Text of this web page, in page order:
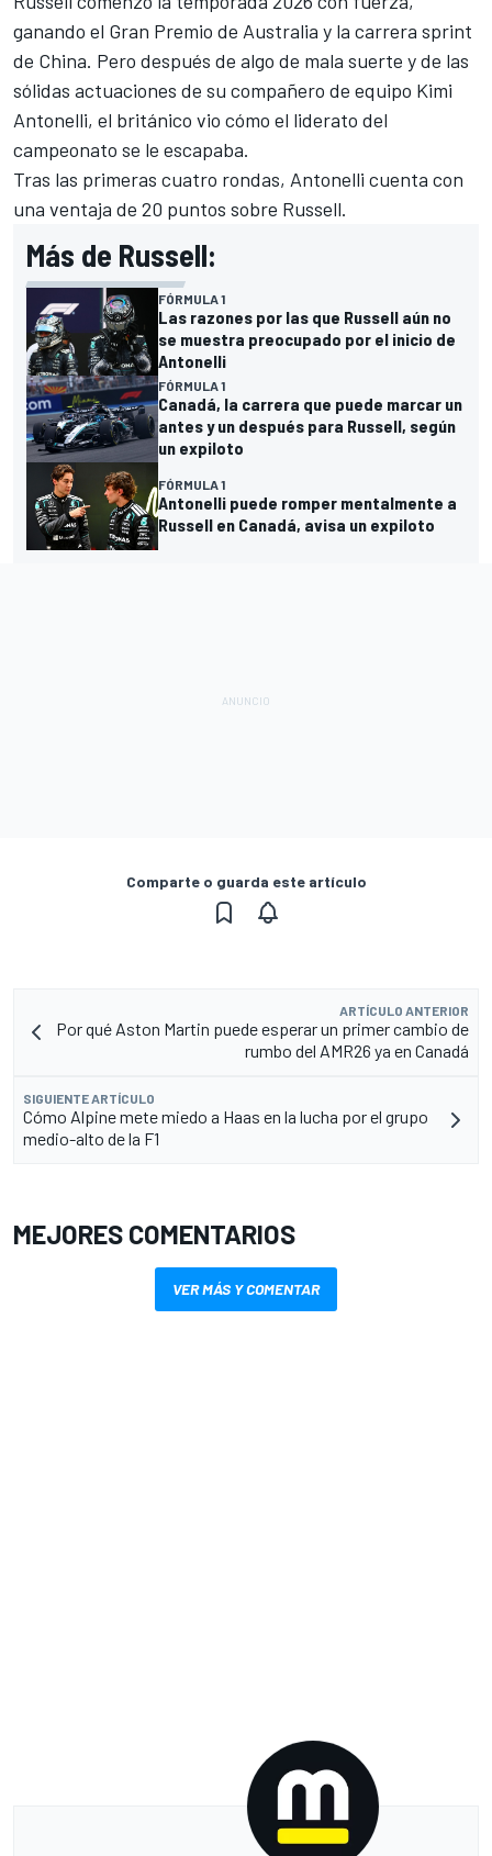
ganando el Gran Premio de Australia y la carrera sprint
de China. Pero después de algo de mala suerte y de las
sólidas actuaciones de su compañero de equipo Kimi
Antonelli, el británico vio cómo el liderato del
campeonato se le escapaba.
Tras las primeras cuatro rondas, Antonelli cuenta con
una ventaja de 20 puntos sobre Russell.
Más de Russell:
FÓRMULA 1
Las razones por las que Russell aún no
se muestra preocupado por el inicio de
Antonelli
FÓRMULA 1
Canadá, la carrera que puede marcar un
antes y un después para Russell, según
un expiloto
FÓRMULA 1
Antonelli puede romper mentalmente a
Russell en Canadá, avisa un expiloto
Comparte o guarda este artículo
ARTÍCULO ANTERIOR
Por qué Aston Martin puede esperar un primer cambio de
rumbo del AMR26 ya en Canadá
SIGUIENTE ARTÍCULO
Cómo Alpine mete miedo a Haas en la lucha por el grupo
medio-alto de la F1
MEJORES COMENTARIOS
VER MÁS Y COMENTAR